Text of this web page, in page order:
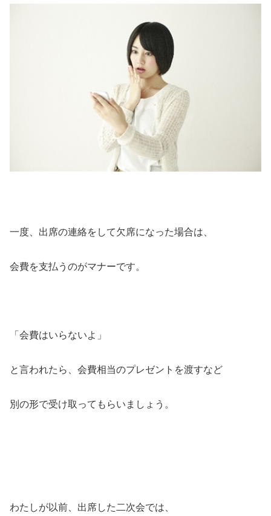
一度、出席の連絡をして欠席になった場合は、
会費を支払うのがマナーです。
「会費はいらないよ」
と言われたら、会費相当のプレゼントを渡すなど
別の形で受け取ってもらいましょう。
わたしが以前、出席した二次会では、